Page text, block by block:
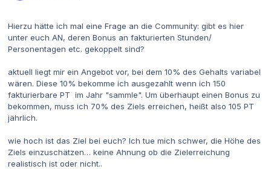
Hierzu hätte ich mal eine Frage an die Community: gibt es hier
unter euch AN, deren Bonus an fakturierten Stunden/
Personentagen etc. gekoppelt sind?
aktuell liegt mir ein Angebot vor, bei dem 10% des Gehalts variabel
wären. Diese 10% bekomme ich ausgezahlt wenn ich 150
fakturierbare PT im Jahr "sammle". Um überhaupt einen Bonus zu
bekommen, muss ich 70% des Ziels erreichen, heißt also 105 PT
jährlich.
wie hoch ist das Ziel bei euch? Ich tue mich schwer, die Höhe des
Ziels einzuschätzen… keine Ahnung ob die Zielerreichung
realistisch ist oder nicht..